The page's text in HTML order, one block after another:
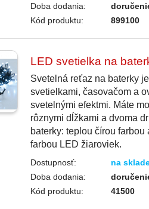
Doba dodania:
Kód produktu:
899100
LED svetielka na
Svetelná reťaz na baterky
svetielkami, časovačom a
svetelnými efektmi. Máte
rôznymi dĺžkami a dvoma
baterky: teplou čírou
farbou LED žiaroviek.
Dostupnosť:
na
Doba dodania:
Kód produktu:
41500